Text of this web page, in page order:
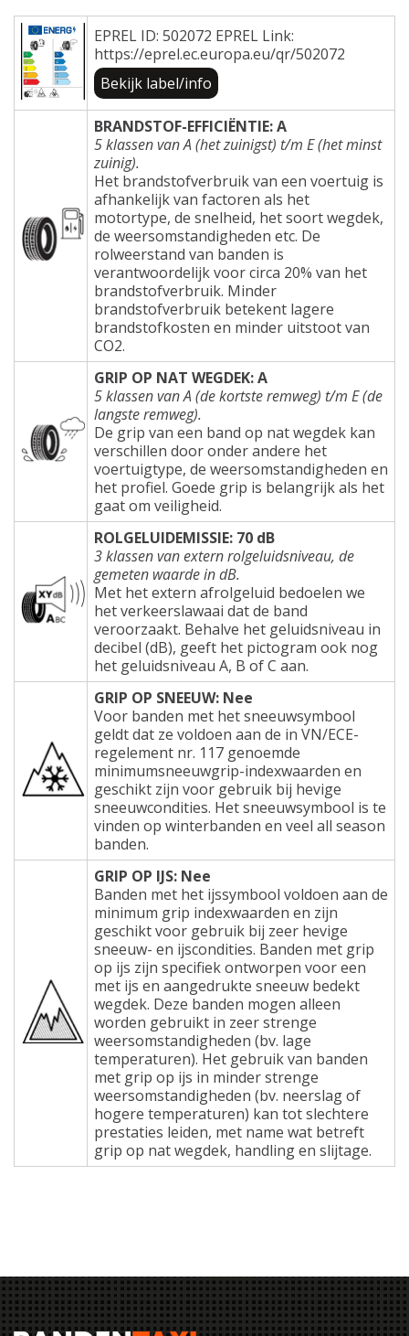
EPREL ID: 502072 EPREL Link:
https://eprel.ec.europa.eu/qr/502072
Bekijk label/info
BRANDSTOF-EFFICIËNTIE: A
5 klassen van A (het zuinigst) t/m E (het minst
zuinig).
Het brandstofverbruik van een voertuig is
afhankelijk van factoren als het
motortype, de snelheid, het soort wegdek,
de weersomstandigheden etc. De
rolweerstand van banden is
verantwoordelijk voor circa 20% van het
brandstofverbruik. Minder
brandstofverbruik betekent lagere
brandstofkosten en minder uitstoot van
CO2.
GRIP OP NAT WEGDEK: A
5 klassen van A (de kortste remweg) t/m E (de
langste remweg).
De grip van een band op nat wegdek kan
verschillen door onder andere het
voertuigtype, de weersomstandigheden en
het profiel. Goede grip is belangrijk als het
gaat om veiligheid.
ROLGELUIDEMISSIE: 70 dB
3 klassen van extern rolgeluidsniveau, de
gemeten waarde in dB.
Met het extern afrolgeluid bedoelen we
het verkeerslawaai dat de band
veroorzaakt. Behalve het geluidsniveau in
decibel (dB), geeft het pictogram ook nog
het geluidsniveau A, B of C aan.
GRIP OP SNEEUW: Nee
Voor banden met het sneeuwsymbool
geldt dat ze voldoen aan de in VN/ECE-
regelement nr. 117 genoemde
minimumsneeuwgrip-indexwaarden en
geschikt zijn voor gebruik bij hevige
sneeuwcondities. Het sneeuwsymbool is te
vinden op winterbanden en veel all season
banden.
GRIP OP IJS: Nee
Banden met het ijssymbool voldoen aan de
minimum grip indexwaarden en zijn
geschikt voor gebruik bij zeer hevige
sneeuw- en ijscondities. Banden met grip
op ijs zijn specifiek ontworpen voor een
met ijs en aangedrukte sneeuw bedekt
wegdek. Deze banden mogen alleen
worden gebruikt in zeer strenge
weersomstandigheden (bv. lage
temperaturen). Het gebruik van banden
met grip op ijs in minder strenge
weersomstandigheden (bv. neerslag of
hogere temperaturen) kan tot slechtere
prestaties leiden, met name wat betreft
grip op nat wegdek, handling en slijtage.